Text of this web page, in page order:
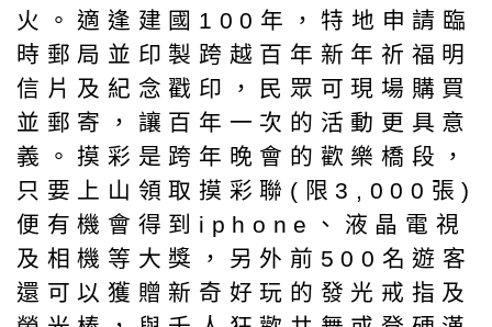
火。適逢建國100年，特地申請臨
時郵局並印製跨越百年新年祈福明
信片及紀念戳印，民眾可現場購買
並郵寄，讓百年一次的活動更具意
義。摸彩是跨年晚會的歡樂橋段，
只要上山領取摸彩聯(限3,000張)
便有機會得到iphone、液晶電視
及相機等大獎，另外前500名遊客
還可以獲贈新奇好玩的發光戒指及